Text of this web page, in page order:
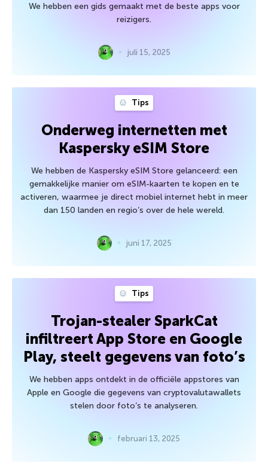
We hebben een gids gemaakt met de beste apps voor
reizigers.
juli 15, 2025
Tips
Onderweg internetten met
Kaspersky eSIM Store
We hebben de Kaspersky eSIM Store gelanceerd: een
gemakkelijke manier om eSIM-kaarten te kopen en te
activeren, waarmee je direct mobiel internet hebt in meer
dan 150 landen en regio’s over de hele wereld.
juni 17, 2025
Tips
Trojan-stealer SparkCat
infiltreert App Store en Google
Play, steelt gegevens van foto’s
We hebben apps ontdekt in de officiële appstores van
Apple en Google die gegevens van cryptovalutawallets
stelen door foto’s te analyseren.
februari 13, 2025